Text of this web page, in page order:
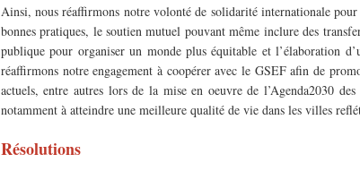
Ainsi, nous réaffirmons notre volonté de solidarité internationale
bonnes pratiques, le soutien mutuel pouvant même inclure des
publique pour organiser un monde plus équitable et l’élaboration
réaffirmons notre engagement à coopérer avec le GSEF afin de
actuels, entre autres lors de la mise en oeuvre de l’Agenda2030
notamment à atteindre une meilleure qualité de vie dans les villes
Résolutions